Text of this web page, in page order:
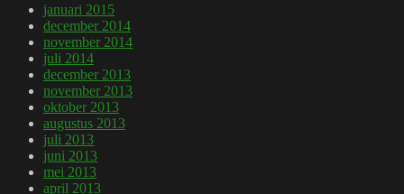
januari 2015
december 2014
november 2014
juli 2014
december 2013
november 2013
oktober 2013
augustus 2013
juli 2013
juni 2013
mei 2013
april 2013